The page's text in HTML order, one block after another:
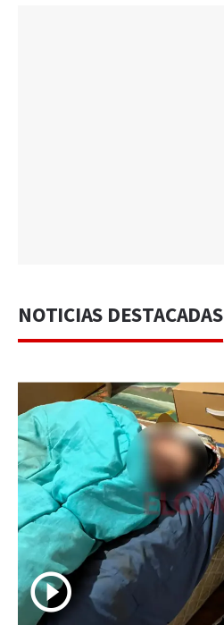
NOTICIAS DESTACADAS